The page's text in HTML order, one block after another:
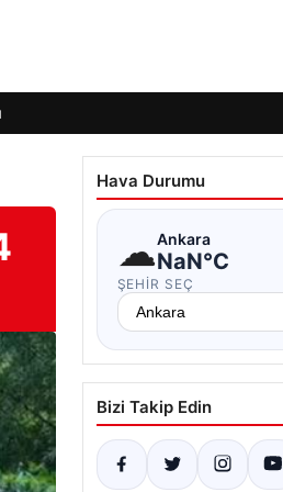
Hava Durumu
☁Ankara
NaN°C
ŞEHIR SEÇ
Bizi Takip Edin